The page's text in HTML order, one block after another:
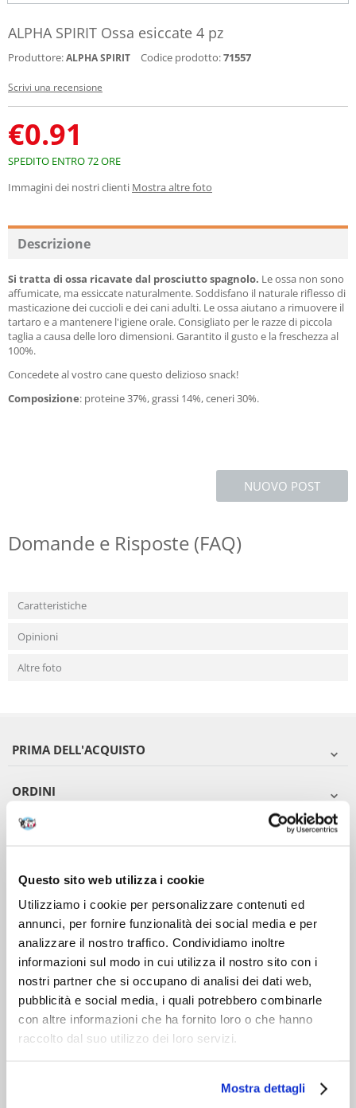
Questo sito web utilizza i cookie
Utilizziamo i cookie per personalizzare contenuti ed
annunci, per fornire funzionalità dei social media e per
analizzare il nostro traffico. Condividiamo inoltre
informazioni sul modo in cui utilizza il nostro sito con i
nostri partner che si occupano di analisi dei dati web,
pubblicità e social media, i quali potrebbero combinarle
con altre informazioni che ha fornito loro o che hanno
raccolto dal suo utilizzo dei loro servizi.
Mostra dettagli
ALPHA SPIRIT Ossa esiccate 4 pz
Produttore:ALPHA SPIRIT Codice prodotto:71557
Scrivi una recensione
€0.91
SPEDITO ENTRO 72 ORE
Immagini dei nostri clienti Mostra altre foto
Descrizione
Si tratta di ossa ricavate dal prosciutto spagnolo. Le ossa non sono
affumicate, ma essiccate naturalmente. Soddisfano il naturale riflesso di
masticazione dei cuccioli e dei cani adulti. Le ossa aiutano a rimuovere il
tartaro e a mantenere l'igiene orale. Consigliato per le razze di piccola
taglia a causa delle loro dimensioni. Garantito il gusto e la freschezza al
100%.
Concedete al vostro cane questo delizioso snack!
Composizione: proteine 37%, grassi 14%, ceneri 30%.
NUOVO POST
Domande e Risposte (FAQ)
Caratteristiche
Opinioni
Altre foto
PRIMA DELL'ACQUISTO
ORDINI
DOPO L'ACQUISTO
VIENI A CONOSCERCI